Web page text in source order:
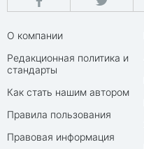
О компании
Редакционная политика и
стандарты
Как стать нашим автором
Правила пользования
Правовая информация